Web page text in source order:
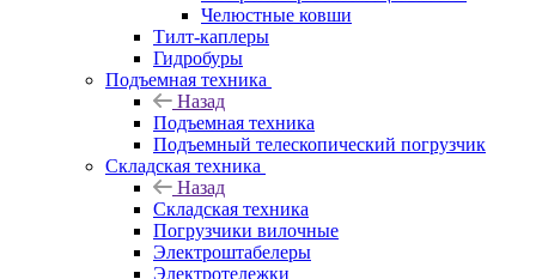
Челюстные ковши
Тилт-каплеры
Гидробуры
Подъемная техника
Назад
Подъемная техника
Подъемный телескопический погрузчик
Складская техника
Назад
Складская техника
Погрузчики вилочные
Электроштабелеры
Электротележки